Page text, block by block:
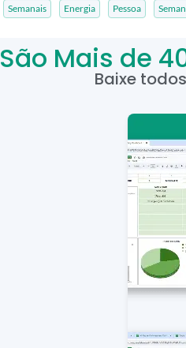
Semanais Energia Pessoa
São Mais de
Baixe